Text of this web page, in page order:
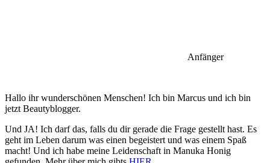
Anfänger
Hallo ihr wunderschönen Menschen! Ich bin Marcus und ich bin
jetzt Beautyblogger.
Und JA! Ich darf das, falls du dir gerade die Frage gestellt hast. Es
geht im Leben darum was einen begeistert und was einem Spaß
macht! Und ich habe meine Leidenschaft in Manuka Honig